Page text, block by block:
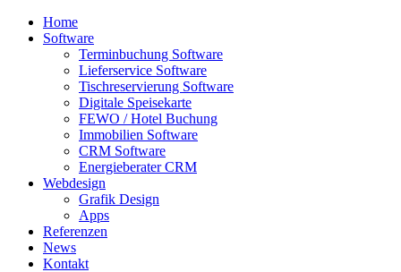
Home
Software
Terminbuchung Software
Lieferservice Software
Tischreservierung Software
Digitale Speisekarte
FEWO / Hotel Buchung
Immobilien Software
CRM Software
Energieberater CRM
Webdesign
Grafik Design
Apps
Referenzen
News
Kontakt